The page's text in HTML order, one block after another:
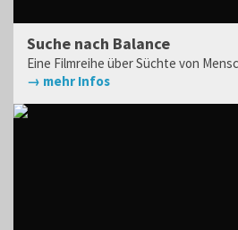
Suche nach Balance
Eine Filmreihe über Süchte von
→ mehr Infos